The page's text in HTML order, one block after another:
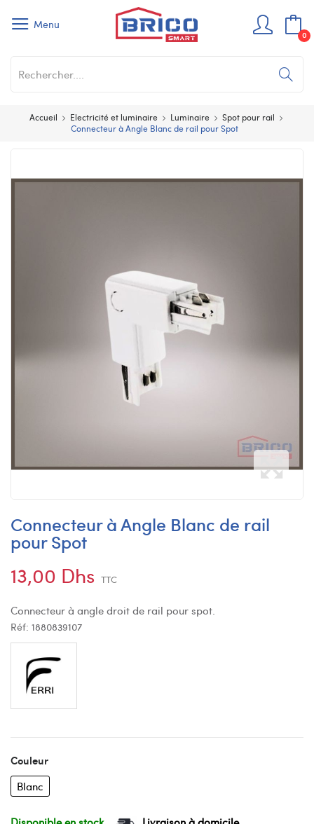
Menu
0
Accueil Electricité et luminaire Luminaire
Spot pour rail
Connecteur à Angle Blanc de rail pour Spot
Connecteur à Angle Blanc de rail
pour Spot
13,00 Dhs TTC
Connecteur à angle droit de rail pour spot.
Réf: 1880839107
Couleur
Blanc